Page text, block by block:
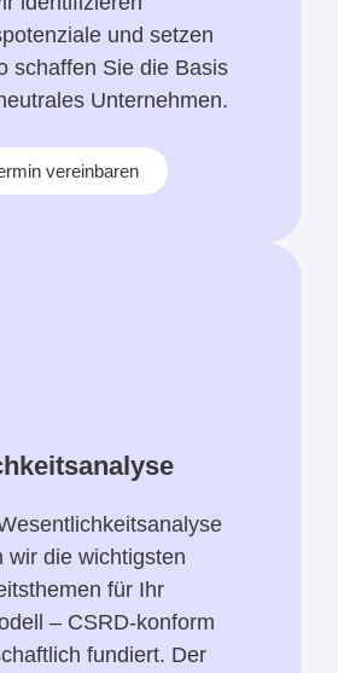
und setzen
schaffen Sie die Basis
Unternehmen.
vereinbaren
wir die wichtigsten
für Ihr
– CSRD-konform
fundiert. Der